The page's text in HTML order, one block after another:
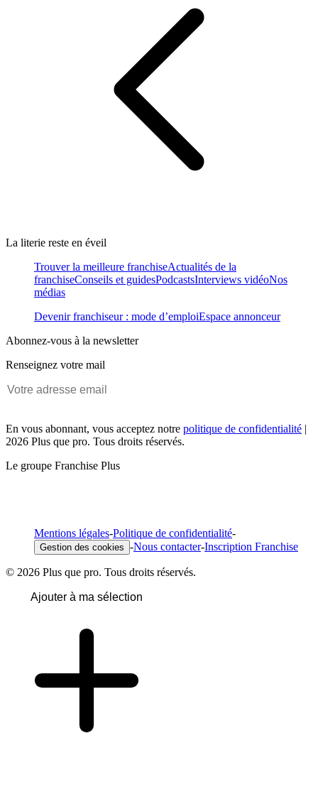
La literie reste en éveil
Trouver la meilleure franchiseActualités de la
franchiseConseils et guidesPodcastsInterviews vidéoNos
médias
Devenir franchiseur : mode d’emploiEspace annonceur
Abonnez-vous à la newsletter
Renseignez votre mail
En vous abonnant, vous acceptez notre politique de confidentialité |
2026 Plus que pro. Tous droits réservés.
Le groupe Franchise Plus
Mentions légales-Politique de confidentialité-
Gestion des cookies -Nous contacter-Inscription Franchise
© 2026 Plus que pro. Tous droits réservés.
Ajouter à ma sélection